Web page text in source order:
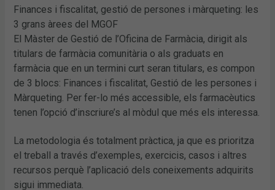
Finances i fiscalitat, gestió de persones i màrqueting: les
3 grans àrees del MGOF
El Màster de Gestió de l’Oficina de Farmàcia, dirigit als
titulars de farmàcia comunitària o als graduats en
farmàcia que en un termini curt seran titulars, es compon
de 3 blocs: Finances i fiscalitat, Gestió de les persones i
Màrqueting. Per fer-lo més accessible, els farmacèutics
tenen l’opció d’inscriure’s al mòdul que més els interessa.
La metodologia és totalment pràctica, ja que es prioritza
el treball a través d’exemples, exercicis, casos i altres
recursos perquè l’aplicació dels coneixements adquirits
sigui immediata.